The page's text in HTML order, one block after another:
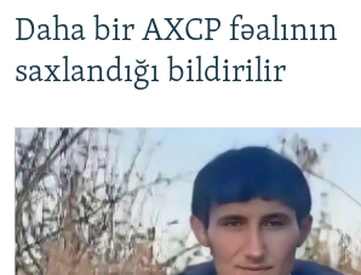
Daha bir AXCP fəalının
saxlandığı bildirilir